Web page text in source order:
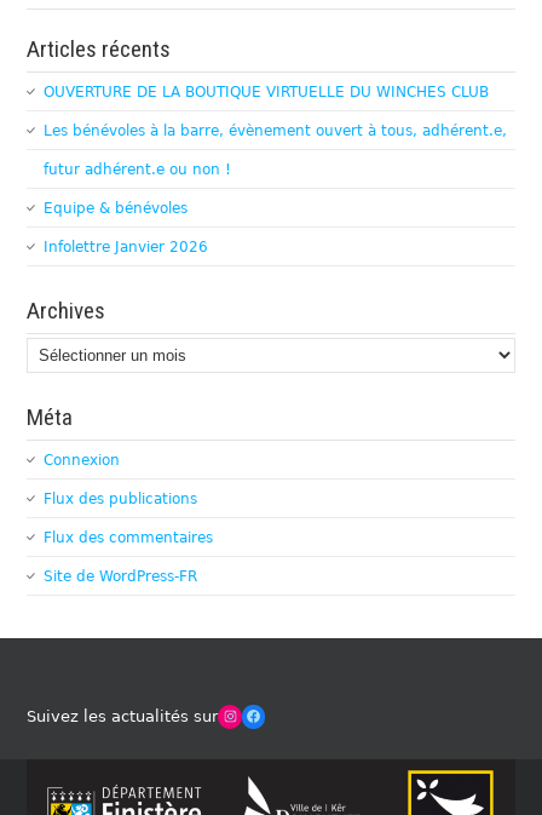
Articles récents
OUVERTURE DE LA BOUTIQUE VIRTUELLE DU WINCHES CLUB
Les bénévoles à la barre, évènement ouvert à tous, adhérent.e,
futur adhérent.e ou non !
Equipe & bénévoles
Infolettre Janvier 2026
Archives
Archives
Méta
Connexion
Flux des publications
Flux des commentaires
Site de WordPress-FR
Suivez les actualités surWinches Club OfficielFacebook